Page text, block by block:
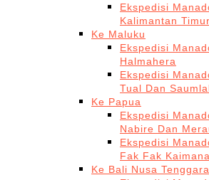
Ekspedisi
Kalimantan Timur
Ke Maluku
Ekspedisi
Halmahera
Ekspedisi
Tual Dan
Ke Papua
Ekspedisi
Nabire Dan
Ekspedisi
Fak Fak
Ke Bali Nusa Tenggara